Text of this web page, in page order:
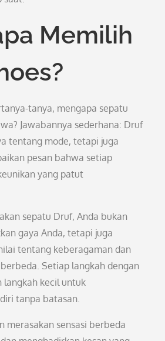
Memilih
tanya, mengapa sepatu
Jawabannya sederhana: Druf
tentang mode, tetapi juga
pesan bahwa setiap
yang patut
sepatu Druf, Anda bukan
gaya Anda, tetapi juga
tentang keberagaman dan
Setiap langkah dengan
langkah kecil untuk
tanpa batasan.
merasakan sensasi berbeda